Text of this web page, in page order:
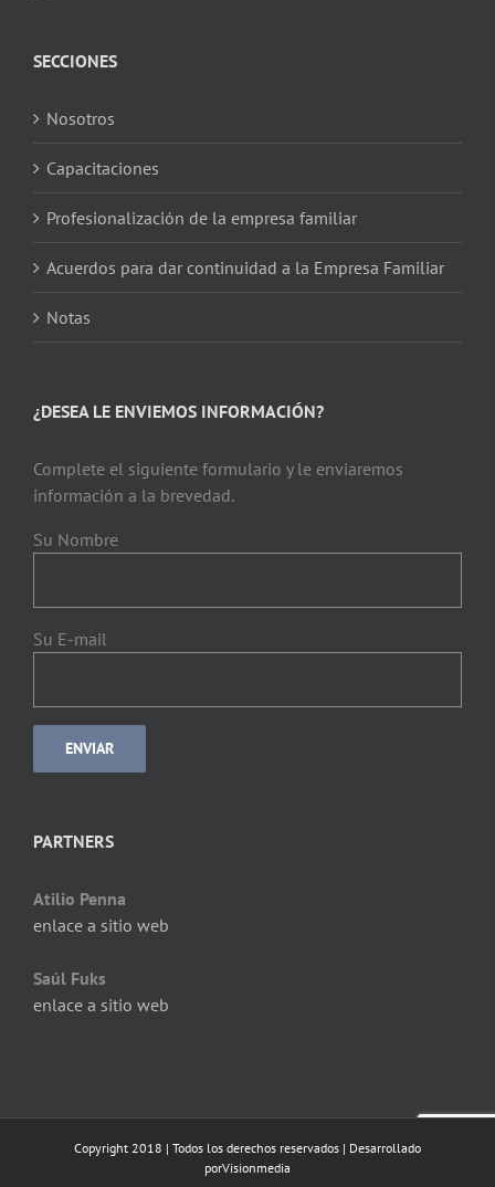
SECCIONES
Nosotros
Capacitaciones
Profesionalización de la empresa familiar
Acuerdos para dar continuidad a la Empresa Familiar
Notas
¿DESEA LE ENVIEMOS INFORMACIÓN?
Complete el siguiente formulario y le enviaremos
información a la brevedad.
Su Nombre
Su E-mail
PARTNERS
Atilio Penna
enlace a sitio web
Saúl Fuks
enlace a sitio web
Copyright 2018 | Todos los derechos reservados | Desarrollado
porVisionmedia